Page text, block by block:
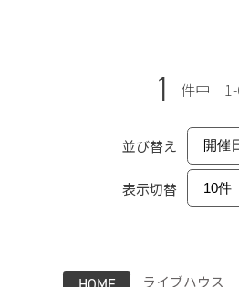
1 件中 1-
並び替え
表示切替
ライブハウス